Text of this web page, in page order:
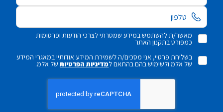
מאשר/ת להשתמש במידע שמסרתי לצרכי הודעות ופרסומות
כמפורט בתקנון האתר
בשליחת פרטיי, אני מסכים/ה לשמירת המידע אודותיי במאגרי המידע
של אלמ ולשימוש בהם בהתאם למדיניות הפרטיותשל אלמ.